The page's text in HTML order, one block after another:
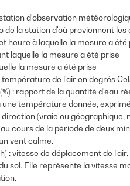
d'observation
de la station d'où proviennent les
heure à laquelle la mesure a
laquelle la mesure a été prise
la mesure a été prise
de l'air en degrés
: rapport de la quantité d'eau
une température donnée,
direction (vraie ou
cours de la période de deux
vent calme.
: vitesse de déplacement de
sol. Elle représente la vitesse